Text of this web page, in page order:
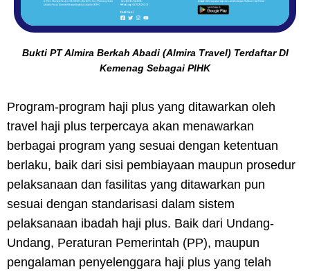
Bukti PT Almira Berkah Abadi (Almira Travel) Terdaftar DI
Kemenag Sebagai PIHK
Program-program haji plus yang ditawarkan oleh
travel haji plus terpercaya akan menawarkan
berbagai program yang sesuai dengan ketentuan
berlaku, baik dari sisi pembiayaan maupun prosedur
pelaksanaan dan fasilitas yang ditawarkan pun
sesuai dengan standarisasi dalam sistem
pelaksanaan ibadah haji plus. Baik dari Undang-
Undang, Peraturan Pemerintah (PP), maupun
pengalaman penyelenggara haji plus yang telah